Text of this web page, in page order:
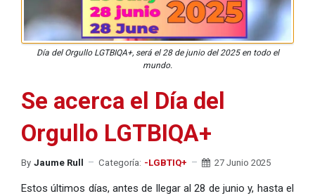
Día del Orgullo LGTBIQA+, será el 28 de junio del 2025 en todo el
mundo.
Se acerca el Día del
Orgullo LGTBIQA+
By Jaume Rull Categoría: -LGBTIQ+ 27 Junio 2025
Estos últimos días, antes de llegar al 28 de junio y, hasta el